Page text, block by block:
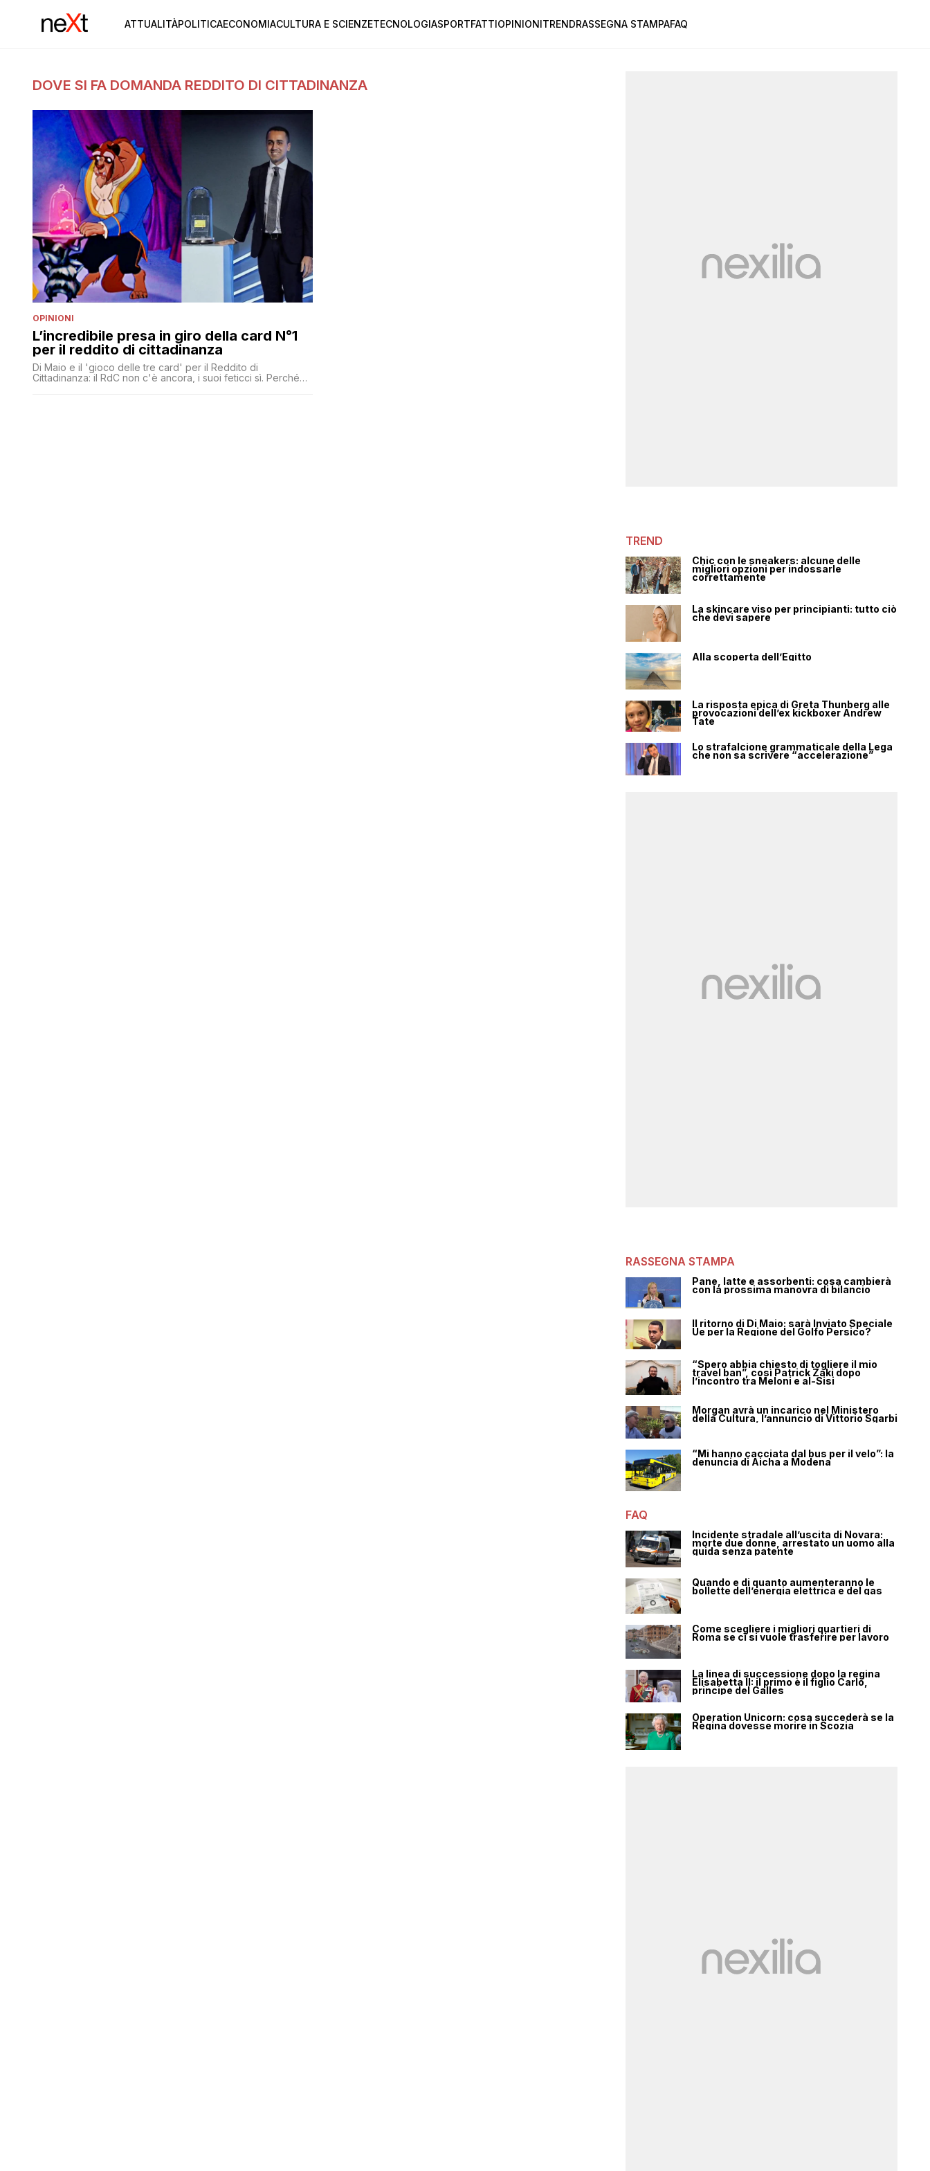
ATTUALITÀPOLITICAECONOMIACULTURA E SCIENZETECNOLOGIASPORTFATTIOPINIONITRENDRASSEGNA STAMPAFAQ
DOVE SI FA DOMANDA REDDITO DI CITTADINANZA
OPINIONI
L’incredibile presa in giro della card N°1
per il reddito di cittadinanza
Di Maio e il 'gioco delle tre card' per il Reddito di
Cittadinanza: il RdC non c'è ancora, i suoi feticci sì. Perché
TREND
Chic con le sneakers: alcune delle
migliori opzioni per indossarle
correttamente
La skincare viso per principianti: tutto ciò
che devi sapere
Alla scoperta dell’Egitto
La risposta epica di Greta Thunberg alle
provocazioni dell’ex kickboxer Andrew
Tate
Lo strafalcione grammaticale della Lega
che non sa scrivere “accelerazione”
RASSEGNA STAMPA
Pane, latte e assorbenti: cosa cambierà
con la prossima manovra di bilancio
Il ritorno di Di Maio: sarà Inviato Speciale
Ue per la Regione del Golfo Persico?
“Spero abbia chiesto di togliere il mio
travel ban”, così Patrick Zaki dopo
l’incontro tra Meloni e al-Sisi
Morgan avrà un incarico nel Ministero
della Cultura, l’annuncio di Vittorio Sgarbi
“Mi hanno cacciata dal bus per il velo”: la
denuncia di Aicha a Modena
FAQ
Incidente stradale all’uscita di Novara:
morte due donne, arrestato un uomo alla
guida senza patente
Quando e di quanto aumenteranno le
bollette dell’energia elettrica e del gas
Come scegliere i migliori quartieri di
Roma se ci si vuole trasferire per lavoro
La linea di successione dopo la regina
Elisabetta II: il primo è il figlio Carlo,
principe del Galles
Operation Unicorn: cosa succederà se la
Regina dovesse morire in Scozia